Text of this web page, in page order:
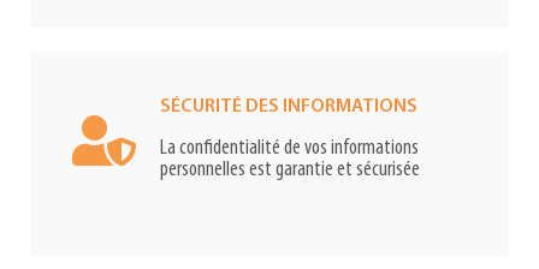
SÉCURITÉ DES INFORMATIONS
La confidentialité de vos informations
personnelles est garantie et sécurisée